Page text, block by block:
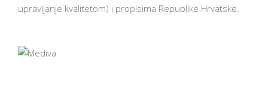
upravljanje kvalitetom) i propisima Republike Hrvatske.